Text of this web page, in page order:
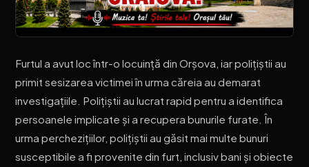
Furtul a avut loc într-o locuință din Orșova, iar polițiștii au
primit sesizarea victimei în urma căreia au demarat
investigațiile. Polițiștii au lucrat rapid pentru a identifica
persoanele implicate și a recupera bunurile furate. În
urma perchezițiilor, polițiștii au găsit mai multe bunuri
susceptibile a fi provenite din furt, inclusiv bani și obiecte